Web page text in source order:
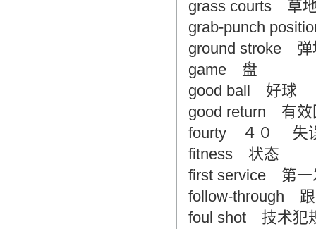
grass courts 草
grab-punch
ground stroke 弹
game 盘
good ball 好球
good return 有
fourty ４０ 失
fitness 状态
first service 第一
follow-through
foul shot 技术